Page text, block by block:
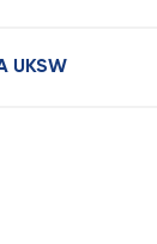
UKSW